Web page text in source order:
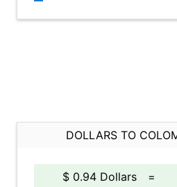
DOLLARS TO
$ 0.94 Dollars =